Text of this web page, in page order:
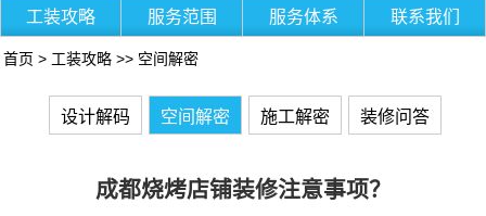
工装攻略 服务范围 服务体系 联系我们
首页 > 工装攻略 >> 空间解密
设计解码 空间解密 施工解密 装修问答
成都烧烤店铺装修注意事项？